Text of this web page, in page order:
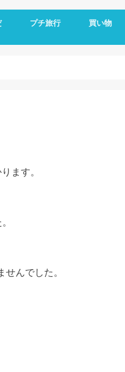
飯
プチ旅行
Hotel
朝食
ランチ
夕食
買い物
海外通販
ます。
んでした。